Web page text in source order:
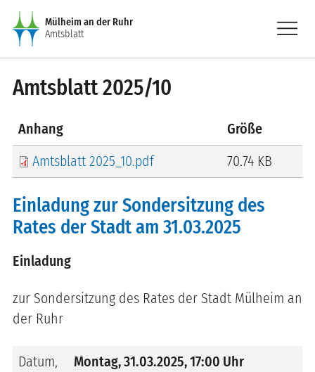
Direkt zum Inhalt
Mülheim an der Ruhr
Amtsblatt
menu
Amtsblatt 2025/10
Anhang
Größe
Amtsblatt 2025_10.pdf
70.74 KB
Einladung zur Sondersitzung des
Rates der Stadt am 31.03.2025
Einladung
zur Sondersitzung des Rates der Stadt Mülheim an
der Ruhr
Datum,
Montag,31.03.2025,17:00 Uhr